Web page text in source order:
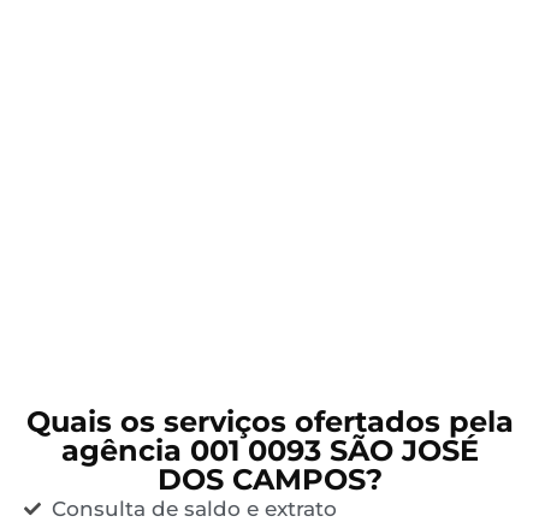
Quais os serviços ofertados pela
agência 001 0093 SÃO JOSÉ
DOS CAMPOS?
Consulta de saldo e extrato